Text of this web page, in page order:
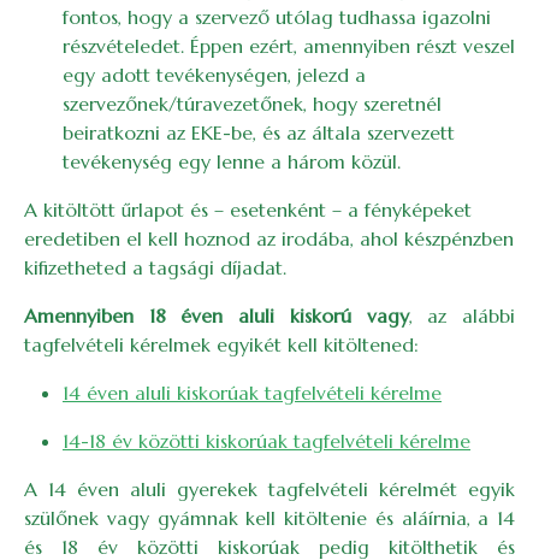
fontos, hogy a szervező utólag tudhassa igazolni
részvételedet. Éppen ezért, amennyiben részt veszel
egy adott tevékenységen, jelezd a
szervezőnek/túravezetőnek, hogy szeretnél
beiratkozni az EKE-be, és az általa szervezett
tevékenység egy lenne a három közül.
A kitöltött űrlapot és – esetenként – a fényképeket
eredetiben el kell hoznod az irodába, ahol készpénzben
kifizetheted a tagsági díjadat.
Amennyiben 18 éven aluli kiskorú vagy, az alábbi
tagfelvételi kérelmek egyikét kell kitöltened:
14 éven aluli kiskorúak tagfelvételi kérelme
14-18 év közötti kiskorúak tagfelvételi kérelme
A 14 éven aluli gyerekek tagfelvételi kérelmét egyik
szülőnek vagy gyámnak kell kitöltenie és aláírnia, a 14
és 18 év közötti kiskorúak pedig kitölthetik és